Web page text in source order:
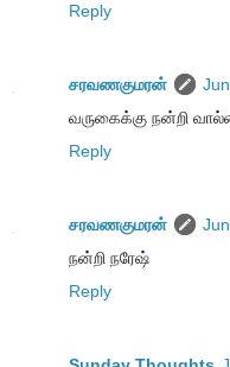
Reply
சரவணகுமரன்
வருகைக்கு நன்றி
Reply
சரவணகுமரன்
நன்றி நரேஷ்
Reply